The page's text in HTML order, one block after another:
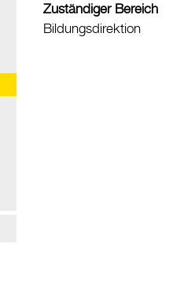
Zuständiger Bereich
Bildungsdirektion